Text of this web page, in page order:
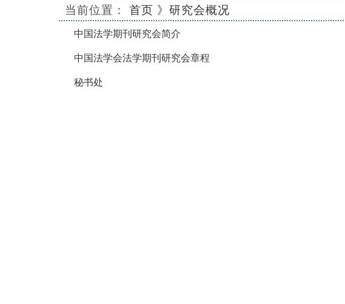
当前位置： 首页 》研究会概况
中国法学期刊研究会简介
中国法学会法学期刊研究会章程
秘书处